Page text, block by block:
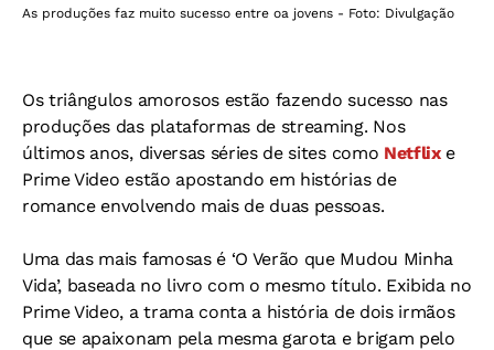
As produções faz muito sucesso entre oa jovens - Foto: Divulgação
Os triângulos amorosos estão fazendo sucesso nas
produções das plataformas de streaming. Nos
últimos anos, diversas séries de sites como Netflixe
Prime Video estão apostando em histórias de
romance envolvendo mais de duas pessoas.
Uma das mais famosas é ‘O Verão que Mudou Minha
Vida’, baseada no livro com o mesmo título. Exibida no
Prime Video, a trama conta a história de dois irmãos
que se apaixonam pela mesma garota e brigam pelo